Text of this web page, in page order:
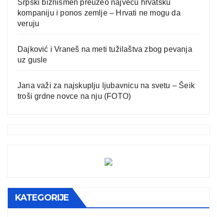
Srpski biznismen preuzeo najveću hrvatsku
kompaniju i ponos zemlje – Hrvati ne mogu da
veruju
Dajković i Vraneš na meti tužilaštva zbog pevanja
uz gusle
Jana važi za najskuplju ljubavnicu na svetu – Šeik
troši grdne novce na nju (FOTO)
KATEGORIJE